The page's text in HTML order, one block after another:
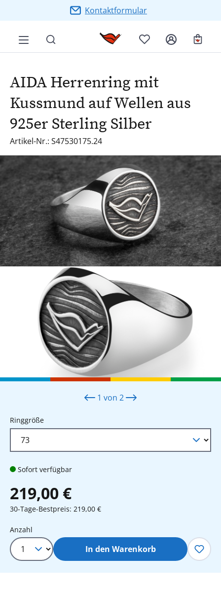
Zum Hauptinhalt springenKontaktformular
AIDA Herrenring mit
Kussmund auf Wellen aus
925er Sterling Silber
Artikel-Nr.: S47530175.24
Bildergalerie überspringen
1 von 2
Ringgrößeauswählen
Sofort verfügbar
219,00 €
30-Tage-Bestpreis: 219,00 €
Produkt Anzahl: Gib den
Anzahl
In den Warenkorb